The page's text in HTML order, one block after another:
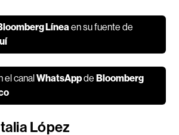
Líneaen su fuente de
el canalWhatsAppde Bloomberg
López